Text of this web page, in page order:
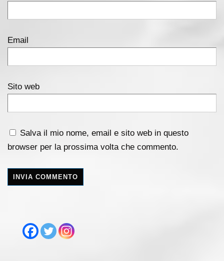
Email
Sito web
Salva il mio nome, email e sito web in questo
browser per la prossima volta che commento.